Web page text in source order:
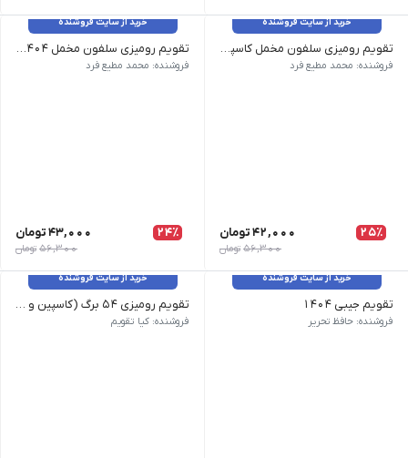
خرید از سایت فروشنده
تقویم رومیزی سلفون مخمل کاسپین 1404 سپهران کد 1303 ابعاد صفحات : 11/5 * 23| ابعاد پایه : 16 * 23 13 برگ همراه با نخست 250 گرم همراه با روکش سلفون مخمل و یووی شنی| صفحات گلاسه 200 گرم خارجی صحافی با مقوای استاندارد 2 میل و فنر 2 تکه|
فروشنده: محمد مطیع فرد
25٪ 42,000تومان
56,300 تومان
خرید از سایت فروشنده
تقویم رومیزی سلفون مخمل 1404 سپهران کد 1301/1 ابعاد صفحات : 11/5 * 23| ابعاد پایه : 16 * 23 13 برگ همراه با نخست 250 گرم| همراه با روکش مخمل سلفون و یووی موضعی صفحات گلاسه 200 گرم خارجی| صحافی با مقوای استاندارد 2 میل و فنر 2 تکه
فروشنده: محمد مطیع فرد
24٪ 43,000تومان
56,300 تومان
خرید از سایت فروشنده
تقویم جیبی 1404
سال: 1404 | نوع کاغذ: تحریر | نواخت روزها: هفته شمار | قطع: جیبی
فروشنده: حافظ تحریر
خرید از سایت فروشنده
تقویم رومیزی 54 برگ (کاسپین و پارمیدا) تقویم رومیزی 54 برگ (کاسپین و پارمیدا) با طراحی شیک و کیفیت بالا، مناسب برای استفاده روزانه و تبلیغات حرفه‌ای است.
فروشنده: کیا تقویم